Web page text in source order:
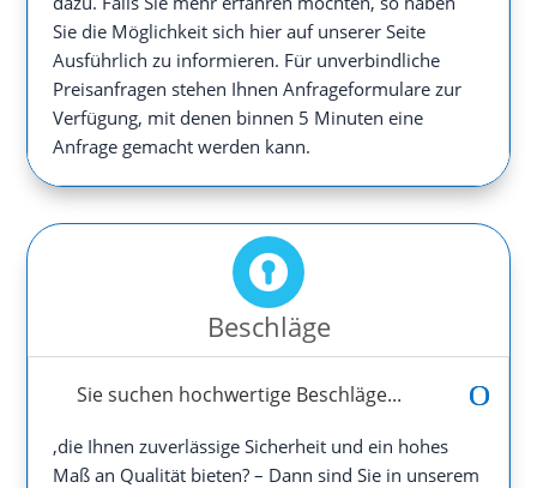
Sie die Möglichkeit sich hier auf unserer Seite
Ausführlich zu informieren. Für unverbindliche
Preisanfragen stehen Ihnen Anfrageformulare zur
Verfügung, mit denen binnen 5 Minuten eine
Anfrage gemacht werden kann.
Beschläge
Sie suchen hochwertige Beschläge...
,die Ihnen zuverlässige Sicherheit und ein hohes
Maß an Qualität bieten? – Dann sind Sie in unserem